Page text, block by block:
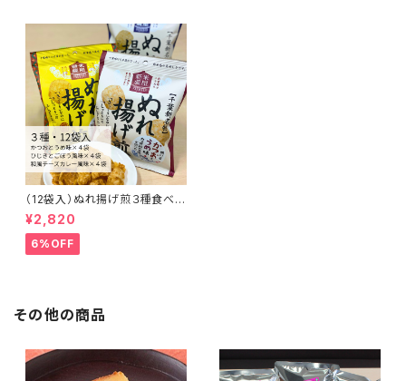
（12袋入）ぬれ揚げ煎３種食べく
らべセット【米屋新蔵】
¥2,820
6%OFF
その他の商品